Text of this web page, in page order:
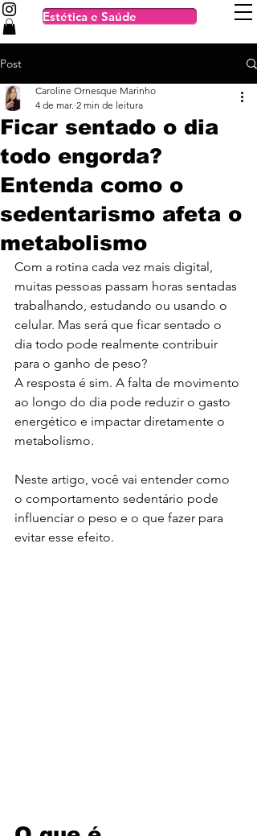
Estética e Saúde
Post
Ficar sentado o dia
todo engorda?
Entenda como o
sedentarismo afeta o
metabolismo
Caroline Ornesque Marinho
4 de mar. 2 min de leitura
Com a rotina cada vez mais digital,
muitas pessoas passam horas sentadas
trabalhando, estudando ou usando o
celular. Mas será que ficar sentado o
dia todo pode realmente contribuir
para o ganho de peso?
A resposta é sim. A falta de movimento
ao longo do dia pode reduzir o gasto
energético e impactar diretamente o
metabolismo.
Neste artigo, você vai entender como
o comportamento sedentário pode
influenciar o peso e o que fazer para
evitar esse efeito.